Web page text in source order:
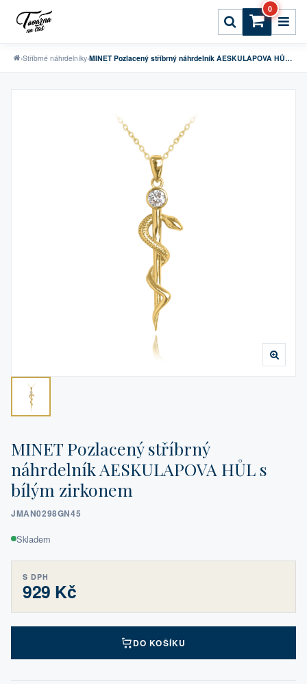
0
›Stříbrné náhrdelníky› MINET Pozlacený stříbrný náhrdelník AESKULAPOVA HŮL s bílým zirkonem
MINET Pozlacený stříbrný
náhrdelník AESKULAPOVA HŮL s
bílým zirkonem
JMAN0298GN45
Skladem
S DPH
929 Kč
DO KOŠÍKU